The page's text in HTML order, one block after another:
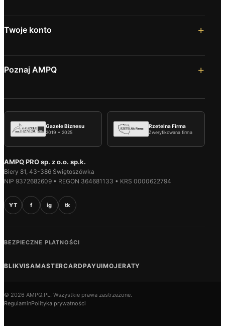
Twoje konto
Poznaj AMPQ
Gazele Biznesu
2019 • 2025
Rzetelna Firma
Zweryfikowana firma
AMPQ PRO sp. z o.o. sp.k.
Biery 81, 43-386 Świętoszówka
NIP 9372682609 • REGON 364681133 • KRS 0000622794
YT f ig tk
BEZPIECZNE PŁATNOŚCI
BLIKVISAMASTERCARDPAYUIMOJERATY
© 2026 AMPQ.PL. Wszystkie prawa zastrzeżone.
RegulaminPolityka prywatności